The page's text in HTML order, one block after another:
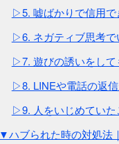
▷5. 嘘ばかりで信用で
▷6. ネガティブ思考で
▷7. 遊びの誘いをして
▷8. LINEや電話の返
▷9. 人をいじめていた
▼ハブられた時の対処法